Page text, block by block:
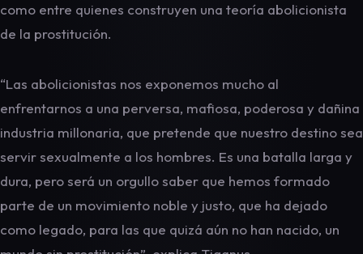
como entre quienes construyen una teoría abolicionista
de la prostitución.
“Las abolicionistas nos exponemos mucho al
enfrentarnos a una perversa, mafiosa, poderosa y dañina
industria millonaria, que pretende que nuestro destino sea
servir sexualmente a los hombres. Es una batalla larga y
dura, pero será un orgullo saber que hemos formado
parte de un movimiento noble y justo, que ha dejado
como legado, para las que quizá aún no han nacido, un